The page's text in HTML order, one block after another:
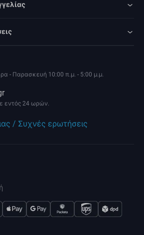
- Παρασκευή 10:00 π.μ. - 5:00 μ.μ.
εντός 24 ωρών.
/ Συχνές ερωτήσεις